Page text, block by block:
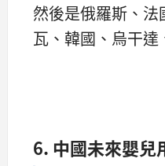
然後是俄羅斯、
瓦、韓國、烏干達
6. 中國未來嬰兒